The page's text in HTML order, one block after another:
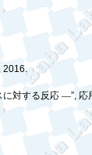
2016.
に対する反応 ––”, 応